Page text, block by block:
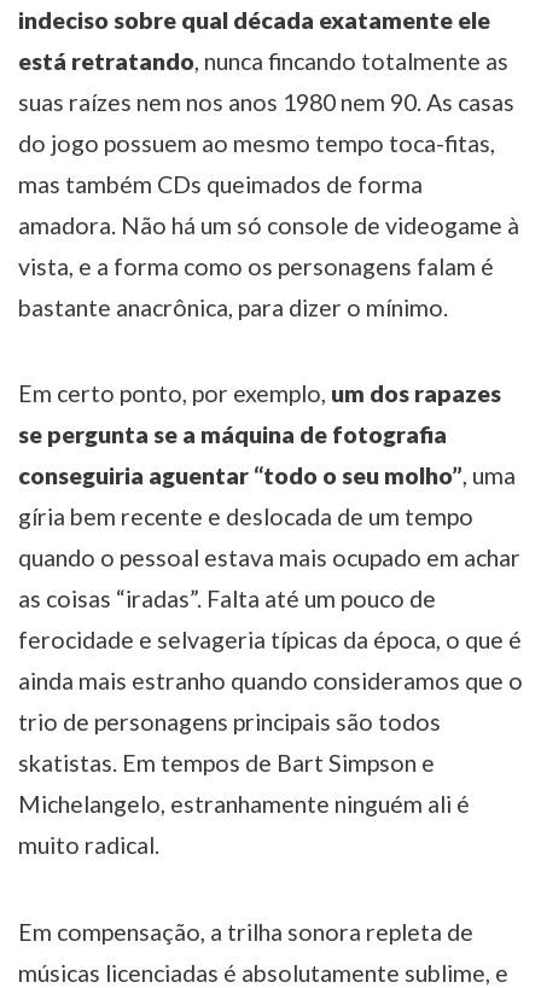
indeciso sobre qual década exatamente ele
está retratando, nunca fincando totalmente as
suas raízes nem nos anos 1980 nem 90. As casas
do jogo possuem ao mesmo tempo toca-fitas,
mas também CDs queimados de forma
amadora. Não há um só console de videogame à
vista, e a forma como os personagens falam é
bastante anacrônica, para dizer o mínimo.
Em certo ponto, por exemplo, um dos rapazes
se pergunta se a máquina de fotografia
conseguiria aguentar “todo o seu molho”, uma
gíria bem recente e deslocada de um tempo
quando o pessoal estava mais ocupado em achar
as coisas “iradas”. Falta até um pouco de
ferocidade e selvageria típicas da época, o que é
ainda mais estranho quando consideramos que o
trio de personagens principais são todos
skatistas. Em tempos de Bart Simpson e
Michelangelo, estranhamente ninguém ali é
muito radical.
Em compensação, a trilha sonora repleta de
músicas licenciadas é absolutamente sublime, e